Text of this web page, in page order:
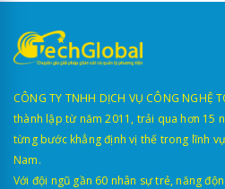
CÔNG TY TNHH DỊCH VỤ CÔNG NGHỆ
thành lập từ năm 2011, trải qua hơn 15
từng bước khẳng định vị thế trong lĩnh
Nam.
Với đội ngũ gần 60 nhân sự trẻ, năng